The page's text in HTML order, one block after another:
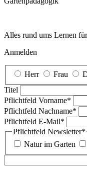
Alles rund ums Lernen
Anmelden
Herr Frau
Titel
Pflichtfeld Vorname*
Pflichtfeld Nachname*
Pflichtfeld E-Mail*
Pflichtfeld Newsletter*
Natur im Garten